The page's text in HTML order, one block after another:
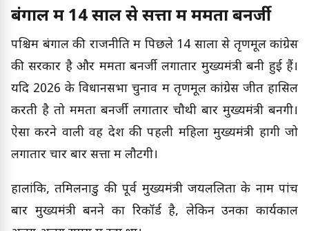
बंगाल में 14 साल से सत्ता में ममता बनर्जी
पश्चिम बंगाल की राजनीति में पिछले 14 सालों से तृणमूल कांग्रेस
की सरकार है और ममता बनर्जी लगातार मुख्यमंत्री बनी हुई हैं।
यदि 2026 के विधानसभा चुनाव में तृणमूल कांग्रेस जीत हासिल
करती है तो ममता बनर्जी लगातार चौथी बार मुख्यमंत्री बनेंगी।
ऐसा करने वाली वह देश की पहली महिला मुख्यमंत्री होंगी जो
लगातार चार बार सत्ता में लौटेंगी।
हालांकि, तमिलनाडु की पूर्व मुख्यमंत्री जयललिता के नाम पांच
बार मुख्यमंत्री बनने का रिकॉर्ड है, लेकिन उनका कार्यकाल